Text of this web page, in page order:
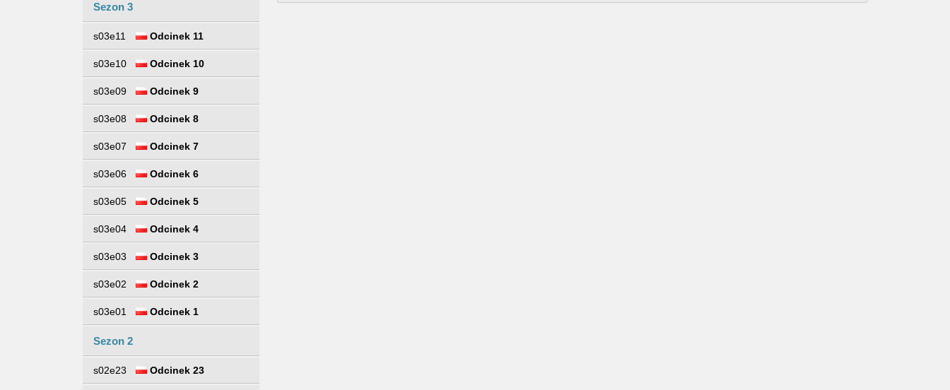
Sezon 3
s03e11 Odcinek 11
s03e10 Odcinek 10
s03e09 Odcinek 9
s03e08 Odcinek 8
s03e07 Odcinek 7
s03e06 Odcinek 6
s03e05 Odcinek 5
s03e04 Odcinek 4
s03e03 Odcinek 3
s03e02 Odcinek 2
s03e01 Odcinek 1
Sezon 2
s02e23 Odcinek 23